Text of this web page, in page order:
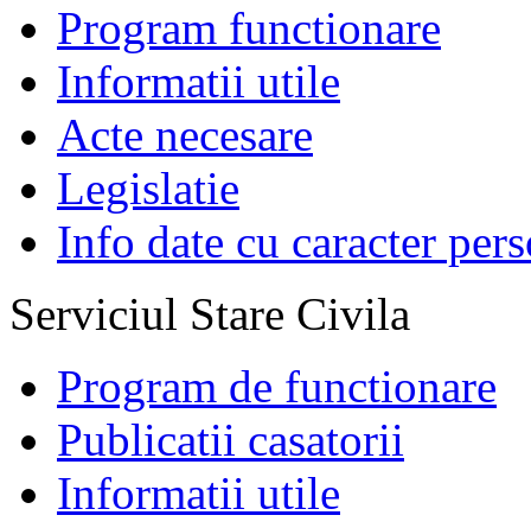
Program functionare
Informatii utile
Acte necesare
Legislatie
Info date cu caracter
Serviciul Stare Civila
Program de functionare
Publicatii casatorii
Informatii utile